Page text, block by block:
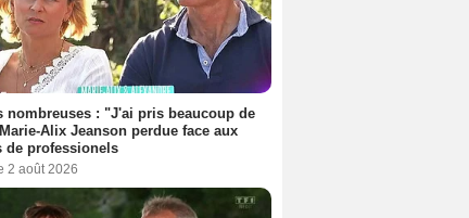
nombreuses : "J'ai pris beaucoup de
Alix Jeanson perdue face aux
de professionels
2 août 2026